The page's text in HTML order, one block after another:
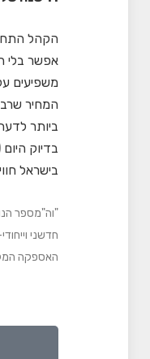
הקהל
אפשר בלי
משפיעים
המחיר
בישראל
האספקה